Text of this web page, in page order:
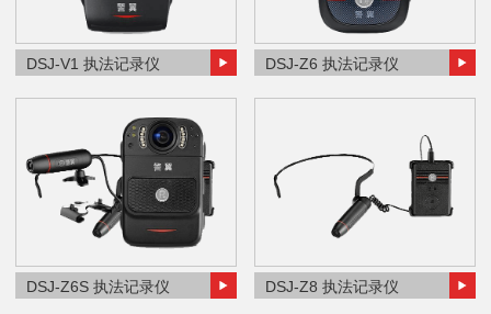
DSJ-V1 执法记录仪 DSJ-Z6 执法记录仪
DSJ-Z6S 执法记录仪 DSJ-Z8 执法记录仪